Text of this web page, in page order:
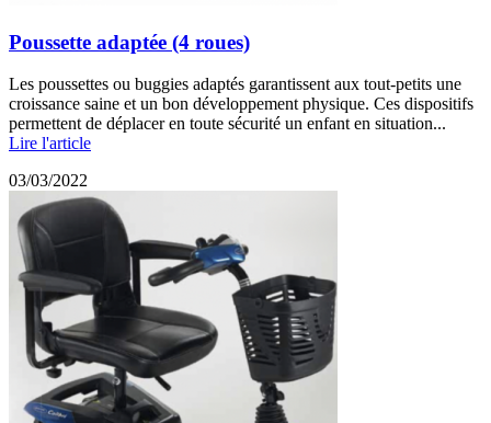
Poussette adaptée (4 roues)
Les poussettes ou buggies adaptés garantissent aux tout-petits une
croissance saine et un bon développement physique. Ces dispositifs
permettent de déplacer en toute sécurité un enfant en situation...
Lire l'article
03/03/2022